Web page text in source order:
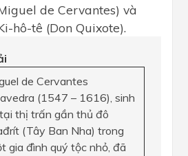
de Cervantes) và
hô-tê (Don Quixote).
de Cervantes
(1547 – 1616), sinh
thị trấn gần thủ đô
(Tây Ban Nha) trong
gia đình quý tộc nhỏ, đã